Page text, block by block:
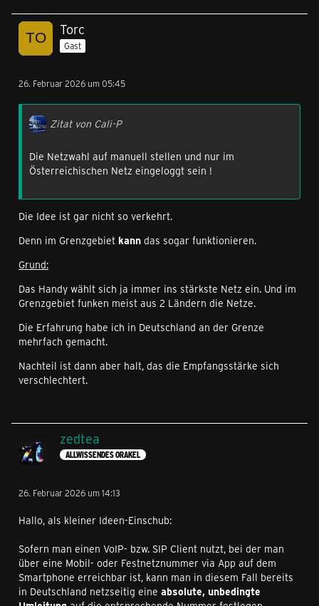
Torc
Gast
26. Februar 2026 um 05:45
Zitat von Cali-P
Die Netzwahl auf manuell stellen und nur im
Österreichischen Netz eingeloggt sein !
Die Idee ist gar nicht so verkehrt.
Denn im Grenzgebiet kann das sogar funktionieren.
Grund:
Das Handy wählt sich ja immer ins stärkste Netz ein. Und im
Grenzgebiet funken meist aus 2 Ländern die Netze.
Die Erfahrung habe ich in Deutschland an der Grenze
mehrfach gemacht.
Nachteil ist dann aber halt, das die Empfangsstärke sich
verschlechtert.
zedtea
ALLWISSENDES ORAKEL
26. Februar 2026 um 14:13
Hallo, als kleiner Ideen-Einschub:
Sofern man einen VoIP- bzw. SIP Client nutzt, bei der man
über eine Mobil- oder Festnetznummer via App auf dem
Smartphone erreichbar ist, kann man in diesem Fall bereits
in Deutschland netzseitig eine absolute, unbedingte